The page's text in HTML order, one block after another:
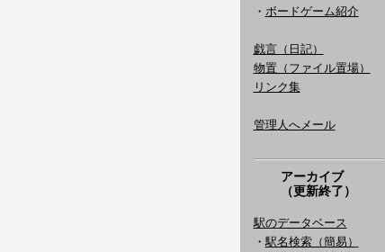
・ ボードゲーム紹介
戯言（日記）
物置（ファイル置場）
リンク集
管理人へメール
アーカイブ
（更新終了）
駅のデータベース
・ 駅名検索（簡易）